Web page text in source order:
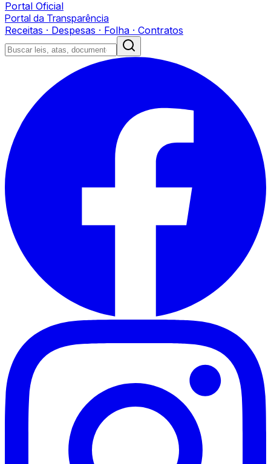
Portal Oficial
Portal da Transparência
Receitas · Despesas · Folha · Contratos